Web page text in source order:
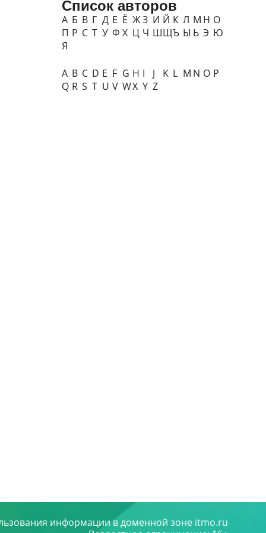
Список авторов
А Б В Г Д Е Ё ЖЗ И Й К Л М Н О
П Р С Т У Ф Х Ц Ч ШЩЪ Ы Ь Э Ю
Я
A B C D E F G H I J K L M N O P
Q R S T U V WX Y Z
информации в доменной зоне itmo.ru